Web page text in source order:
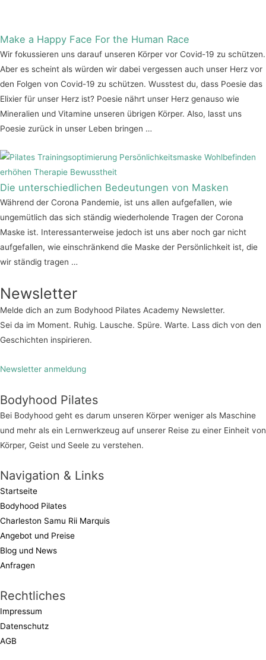
Make a Happy Face For the Human Race
Wir fokussieren uns darauf unseren Körper vor Covid-19 zu schützen.
Aber es scheint als würden wir dabei vergessen auch unser Herz vor
den Folgen von Covid-19 zu schützen. Wusstest du, dass Poesie das
Elixier für unser Herz ist? Poesie nährt unser Herz genauso wie
Mineralien und Vitamine unseren übrigen Körper. Also, lasst uns
Poesie zurück in unser Leben bringen …
Die unterschiedlichen Bedeutungen von Masken
Während der Corona Pandemie, ist uns allen aufgefallen, wie
ungemütlich das sich ständig wiederholende Tragen der Corona
Maske ist. Interessanterweise jedoch ist uns aber noch gar nicht
aufgefallen, wie einschränkend die Maske der Persönlichkeit ist, die
wir ständig tragen …
Newsletter
Melde dich an zum Bodyhood Pilates Academy Newsletter.
Sei da im Moment. Ruhig. Lausche. Spüre. Warte. Lass dich von den
Geschichten inspirieren.
Newsletter anmeldung
Bodyhood Pilates
Bei Bodyhood geht es darum unseren Körper weniger als Maschine
und mehr als ein Lernwerkzeug auf unserer Reise zu einer Einheit von
Körper, Geist und Seele zu verstehen.
Navigation & Links
Startseite
Bodyhood Pilates
Charleston Samu Rii Marquis
Angebot und Preise
Blog und News
Anfragen
Rechtliches
Impressum
Datenschutz
AGB